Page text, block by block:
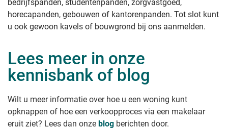
bedrijfspanden, studentenpanden, zorgvastgoed,
horecapanden, gebouwen of kantorenpanden. Tot slot kunt
u ook gewoon kavels of bouwgrond bij ons aanmelden.
Lees meer in onze
kennisbank of blog
Wilt u meer informatie over hoe u een woning kunt
opknappen of hoe een verkoopproces via een makelaar
eruit ziet? Lees dan onze blog berichten door.